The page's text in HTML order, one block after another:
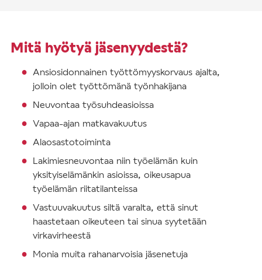
Mitä hyötyä jäsenyydestä?
Ansiosidonnainen työttömyyskorvaus ajalta,
jolloin olet työttömänä työnhakijana
Neuvontaa työsuhdeasioissa
Vapaa-ajan matkavakuutus
Alaosastotoiminta
Lakimiesneuvontaa niin työelämän kuin
yksityiselämänkin asioissa, oikeusapua
työelämän riitatilanteissa
Vastuuvakuutus siltä varalta, että sinut
haastetaan oikeuteen tai sinua syytetään
virkavirheestä
Monia muita rahanarvoisia jäsenetuja